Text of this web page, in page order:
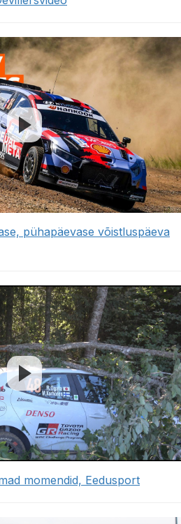
pühapäevase võistluspäeva
momendid, Eedusport